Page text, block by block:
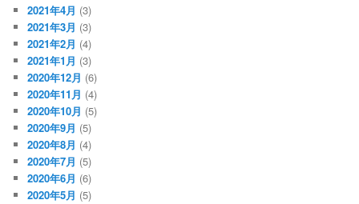
2021年4月 (3)
2021年3月 (3)
2021年2月 (4)
2021年1月 (3)
2020年12月 (6)
2020年11月 (4)
2020年10月 (5)
2020年9月 (5)
2020年8月 (4)
2020年7月 (5)
2020年6月 (6)
2020年5月 (5)